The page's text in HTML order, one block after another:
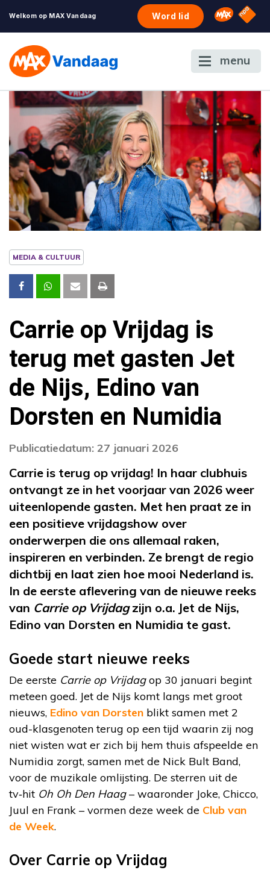
Welkom op MAX Vandaag Word lid Omroep
NPO
menu
MEDIA & CULTUUR
Carrie op Vrijdag is
terug met gasten Jet
de Nijs, Edino van
Dorsten en Numidia
Publicatiedatum: 27 januari 2026
Carrie is terug op vrijdag! In haar clubhuis
ontvangt ze in het voorjaar van 2026 weer
uiteenlopende gasten. Met hen praat ze in
een positieve vrijdagshow over
onderwerpen die ons allemaal raken,
inspireren en verbinden. Ze brengt de regio
dichtbij en laat zien hoe mooi Nederland is.
In de eerste aflevering van de nieuwe reeks
van Carrie op Vrijdagzijn o.a. Jet de Nijs,
Edino van Dorsten en Numidia te gast.
Goede start nieuwe reeks
De eerste Carrie op Vrijdagop 30 januari begint
meteen goed. Jet de Nijs komt langs met groot
nieuws, Edino van Dorsten blikt samen met 2
oud-klasgenoten terug op een tijd waarin zij nog
niet wisten wat er zich bij hem thuis afspeelde en
Numidia zorgt, samen met de Nick Bult Band,
voor de muzikale omlijsting. De sterren uit de
tv‑hit Oh Oh Den Haag– waaronder Joke, Chicco,
Juul en Frank – vormen deze week de Club van
de Week.
Over Carrie op Vrijdag